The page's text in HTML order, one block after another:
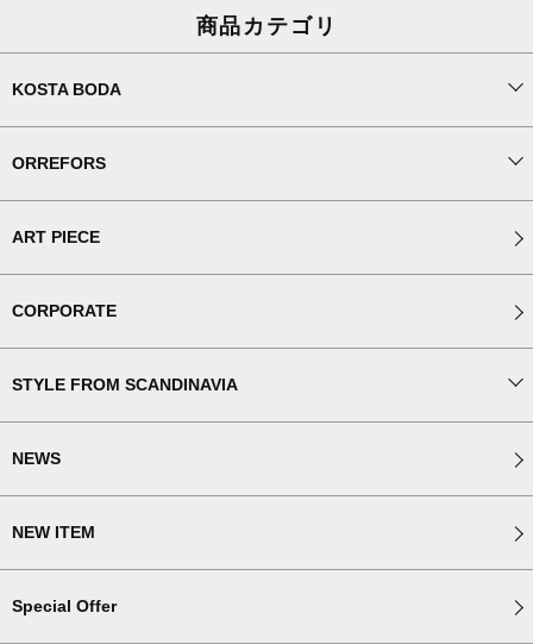
商品カテゴリ
KOSTA BODA
ORREFORS
ART PIECE
CORPORATE
STYLE FROM SCANDINAVIA
NEWS
NEW ITEM
Special Offer